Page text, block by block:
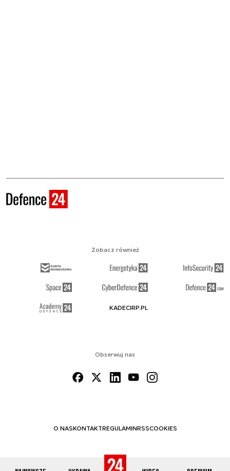
Obserwuj nas
O NASKONTAKTREGULAMINRSSCOOKIES
Zobacz również
KADECIRP.PL